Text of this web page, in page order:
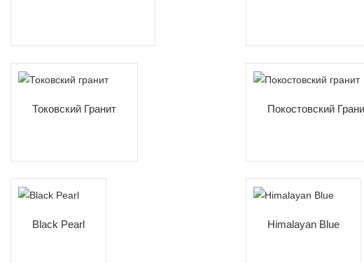
Токовский Гранит Покостовский
Black Pearl Himalayan Blue